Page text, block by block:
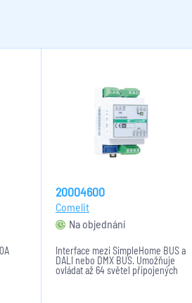
20004600
Comelit
Na objednání
Interface mezi SimpleHome BUS a
DALI nebo DMX BUS. Umožňuje
ovládat až 64 světel připojených
na DALI/DMX nebo až 21 RGB